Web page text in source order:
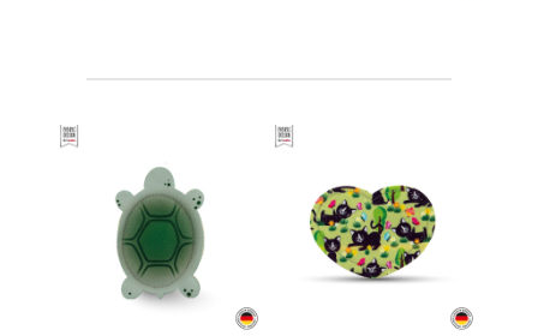
Vorgestellte Produkte